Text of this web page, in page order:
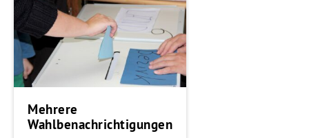
Mehrere
Wahlbenachrichtigungen